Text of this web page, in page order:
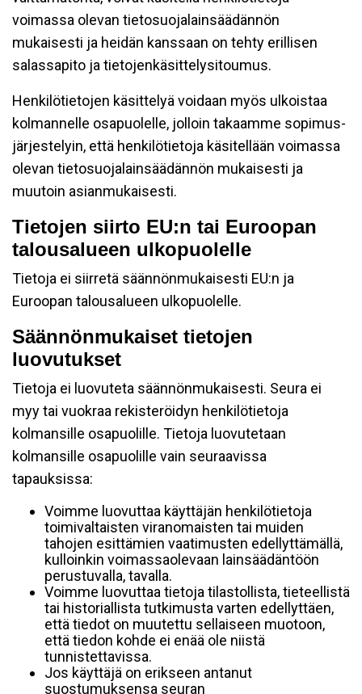
voimassa olevan tietosuojalainsäädännön
mukaisesti ja heidän kanssaan on tehty erillisen
salassapito ja tietojenkäsittelysitoumus.
Henkilötietojen käsittelyä voidaan myös ulkoistaa
kolmannelle osapuolelle, jolloin takaamme sopimus-
järjestelyin, että henkilötietoja käsitellään voimassa
olevan tietosuojalainsäädännön mukaisesti ja
muutoin asianmukaisesti.
Tietojen siirto EU:n tai Euroopan
talousalueen ulkopuolelle
Tietoja ei siirretä säännönmukaisesti EU:n ja
Euroopan talousalueen ulkopuolelle.
Säännönmukaiset tietojen
luovutukset
Tietoja ei luovuteta säännönmukaisesti. Seura ei
myy tai vuokraa rekisteröidyn henkilötietoja
kolmansille osapuolille. Tietoja luovutetaan
kolmansille osapuolille vain seuraavissa
tapauksissa:
Voimme luovuttaa käyttäjän henkilötietoja
toimivaltaisten viranomaisten tai muiden
tahojen esittämien vaatimusten edellyttämällä,
kulloinkin voimassaolevaan lainsäädäntöön
perustuvalla, tavalla.
Voimme luovuttaa tietoja tilastollista, tieteellistä
tai historiallista tutkimusta varten edellyttäen,
että tiedot on muutettu sellaiseen muotoon,
että tiedon kohde ei enää ole niistä
tunnistettavissa.
Jos käyttäjä on erikseen antanut
suostumuksensa seuran